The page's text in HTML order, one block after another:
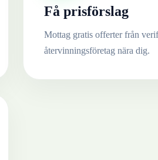
Få prisförslag
Mottag gratis offerter från
återvinningsföretag nära dig.